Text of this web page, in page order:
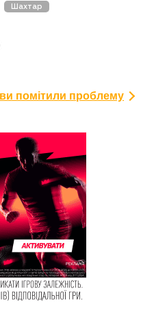
Шахтар
помітили проблему